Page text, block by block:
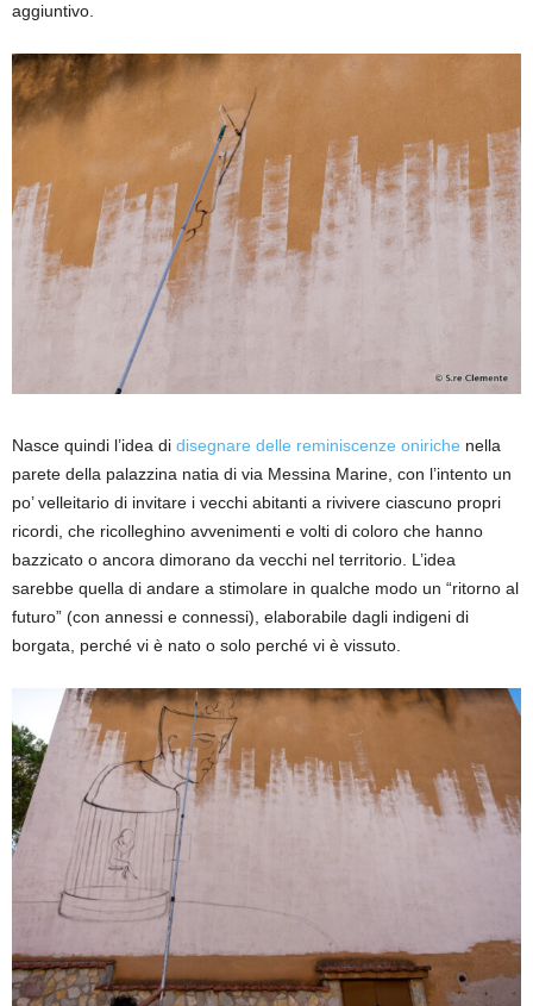
aggiuntivo.
Nasce quindi l’idea di disegnare delle reminiscenze oniriche nella
parete della palazzina natia di via Messina Marine, con l’intento un
po’ velleitario di invitare i vecchi abitanti a rivivere ciascuno propri
ricordi, che ricolleghino avvenimenti e volti di coloro che hanno
bazzicato o ancora dimorano da vecchi nel territorio. L’idea
sarebbe quella di andare a stimolare in qualche modo un “ritorno al
futuro” (con annessi e connessi), elaborabile dagli indigeni di
borgata, perché vi è nato o solo perché vi è vissuto.